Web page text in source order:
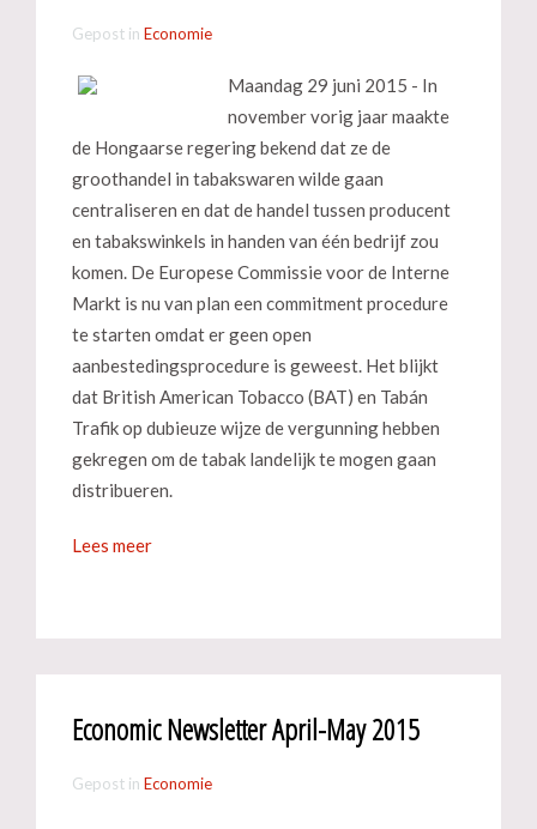
Gepost in Economie
Maandag 29 juni 2015 - In
november vorig jaar maakte
de Hongaarse regering bekend dat ze de
groothandel in tabakswaren wilde gaan
centraliseren en dat de handel tussen producent
en tabakswinkels in handen van één bedrijf zou
komen. De Europese Commissie voor de Interne
Markt is nu van plan een commitment procedure
te starten omdat er geen open
aanbestedingsprocedure is geweest. Het blijkt
dat British American Tobacco (BAT) en Tabán
Trafik op dubieuze wijze de vergunning hebben
gekregen om de tabak landelijk te mogen gaan
distribueren.
Lees meer
Economic Newsletter April-May 2015
Gepost in Economie